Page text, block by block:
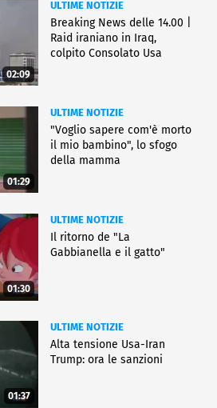
02:09
ULTIME NOTIZIE
Breaking News delle 14.00 |
Raid iraniano in Iraq,
colpito Consolato Usa
01:29
ULTIME NOTIZIE
"Voglio sapere com'è morto
il mio bambino", lo sfogo
della mamma
01:30
ULTIME NOTIZIE
Il ritorno de "La
Gabbianella e il gatto"
01:37
ULTIME NOTIZIE
Alta tensione Usa-Iran
Trump: ora le sanzioni